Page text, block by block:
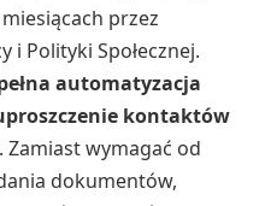
przez
i Polityki Społecznej.
automatyzacja
kontaktów
. Zamiast wymagać od
dokumentów,